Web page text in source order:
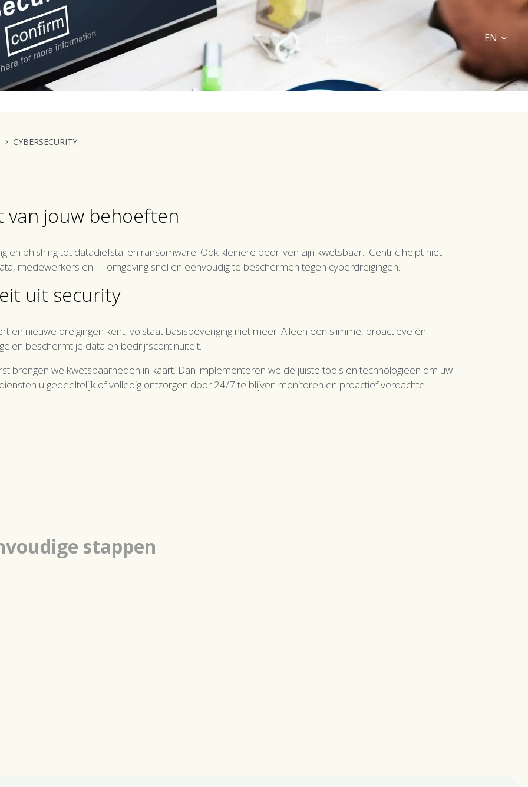
Centric IT Solutions News Contact us EN
CYBERSECURITY
van jouw behoeften
en phishing tot datadiefstal en ransomware. Ook kleinere bedrijven zijn kwetsbaar. Centric helpt niet
medewerkers en IT-omgeving snel en eenvoudig te beschermen tegen cyberdreigingen.
uit security
en nieuwe dreigingen kent, volstaat basisbeveiliging niet meer. Alleen een slimme, proactieve én
beschermt je data en bedrijfscontinuïteit.
brengen we kwetsbaarheden in kaart. Dan implementeren we de juiste tools en technologieën om uw
u gedeeltelijk of volledig ontzorgen door 24/7 te blijven monitoren en proactief verdachte
stappen